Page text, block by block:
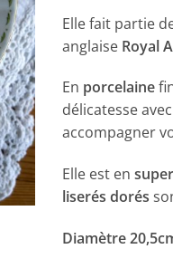
Elle fait partie
anglaise Royal
En porcelaine
délicatesse
accompagner
Elle est en
liserés dorés
Diamètre